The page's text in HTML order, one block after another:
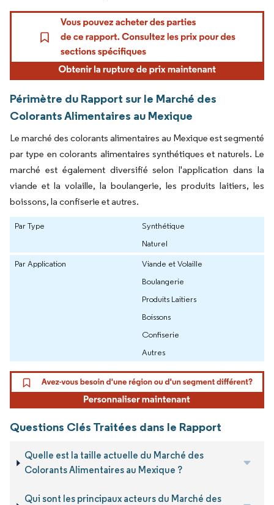
Périmètre du Rapport sur le Marché des
Colorants Alimentaires au Mexique
Le marché des colorants alimentaires au Mexique est segmenté
par type en colorants alimentaires synthétiques et naturels. Le
marché est également diversifié selon l'application dans la
viande et la volaille, la boulangerie, les produits laitiers, les
boissons, la confiserie et autres.
Par Type
Synthétique
Naturel
Par Application
Viande et Volaille
Boulangerie
Produits Laitiers
Boissons
Confiserie
Autres
Questions Clés Traitées dans le Rapport
Quelle est la taille actuelle du Marché des
Colorants Alimentaires au Mexique ?
Qui sont les principaux acteurs du Marché des